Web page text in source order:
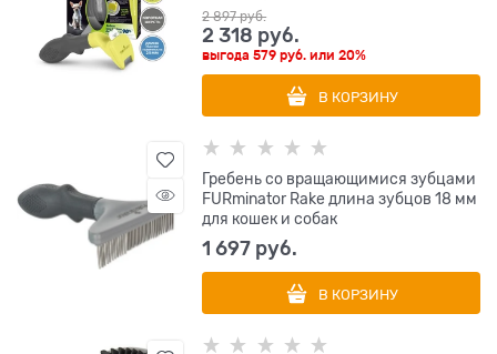
2 897 руб.
2 318 руб.
выгода579 руб. или20%
В КОРЗИНУ
Гребень со вращающимися зубцами
FURminator Rake длина зубцов 18 мм
для кошек и собак
1 697 руб.
В КОРЗИНУ